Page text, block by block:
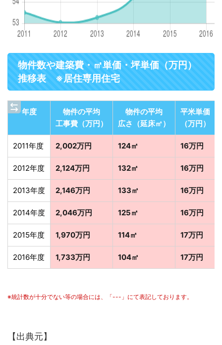
物件数や建築費・㎡単価・坪単価（万円）
推移表 ※居住専用住宅
年度
物件の平均
工事費（万円）
物件の平均
広さ（延床㎡）
平米単価
（万円）
2011年度 2,002万円 124㎡ 16万円
2012年度 2,124万円 132㎡ 16万円
2013年度 2,146万円 133㎡ 16万円
2014年度 2,046万円 125㎡ 16万円
2015年度 1,970万円 114㎡ 17万円
2016年度 1,733万円 104㎡ 17万円
※統計数が十分でない等の場合には、「---」にて表記しております。
【出典元】